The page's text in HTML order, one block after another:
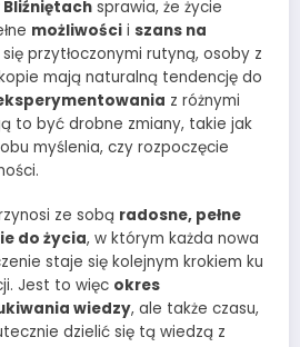
sprawia, że życie
możliwości i szans na
przytłoczonymi rutyną, osoby z
mają naturalną tendencję do
z różnymi
to być drobne zmiany, takie jak
myślenia, czy rozpoczęcie
ze sobą radosne, pełne
do życia, w którym każda nowa
staje się kolejnym krokiem ku
Jest to więc okres
wiedzy, ale także czasu,
dzielić się tą wiedzą z